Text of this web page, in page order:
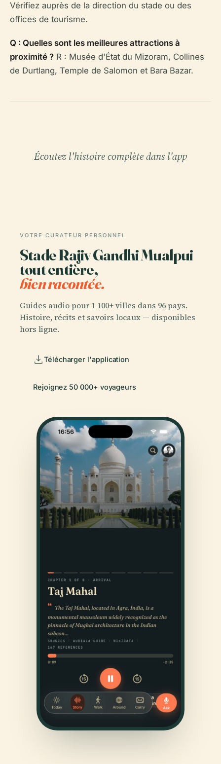
Vérifiez auprès de la direction du stade ou des
offices de tourisme.
Q : Quelles sont les meilleures attractions à
proximité ? R : Musée d'État du Mizoram, Collines
de Durtlang, Temple de Salomon et Bara Bazar.
Écoutez l'histoire complète dans l'app
VOTRE CURATEUR PERSONNEL
Stade Rajiv Gandhi Mualpui
tout entière,
bien racontée.
Guides audio pour 1 100+ villes dans 96 pays.
Histoire, récits et savoirs locaux — disponibles
hors ligne.
Télécharger l'application
Rejoignez 50 000+ voyageurs